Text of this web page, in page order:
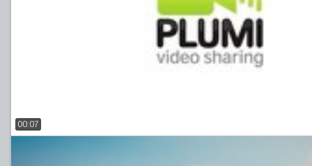
00:07